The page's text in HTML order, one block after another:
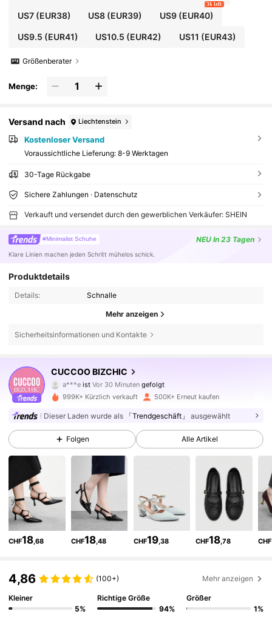
US7(EUR38) US8 (EUR39) US9(EUR40)
36 left
US9.5 (EUR41) US10.5 (EUR42) US11 (EUR43)
Größenberater
Menge:
Versand nach Liechtenstein
Kostenloser Versand
Voraussichtliche Lieferung: 8-9 Werktagen
30-Tage Rückgabe
Sichere Zahlungen · Datenschutz
Verkauft und versendet durch den gewerblichen Verkäufer: SHEIN
#Minimalist Schuhe NEU In 23 Tagen
Klare Linien machen jeden Schritt mühelos schick.
Produktdetails
Details: Schnalle
Mehr anzeigen
Sicherheitsinformationen und Kontakte
CUCCOO BIZCHIC
a***eist Vor 30 Minuten
w***wist am Durchsuchen
4,85
808K Follower
4,85
808K Follower
808K Follower
808K Follower
999K+ Kürzlich verkauft 500K+ Erneut kaufen
Dieser Laden wurde als 「Trendgeschäft」 ausgewählt
Folgen Alle Artikel
CHF18,68 CHF18,48 CHF19,38 CHF18,78 CHF
4,86 (100+) Mehr anzeigen
Kleiner
5%
Richtige Größe
94%
Größer
1%